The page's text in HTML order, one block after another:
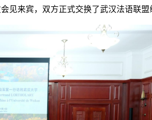
见来宾，双方正式交换了武汉法语联